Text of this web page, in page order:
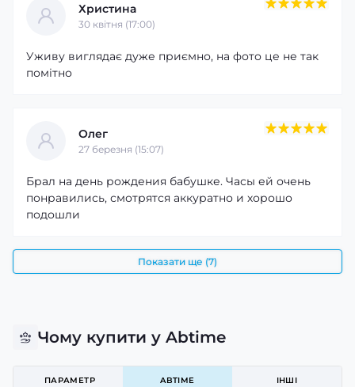
Христина
30 квітня (17:00)
Уживу виглядає дуже приємно, на фото це не так
помітно
Олег
27 березня (15:07)
Брал на день рождения бабушке. Часы ей очень
понравились, смотрятся аккуратно и хорошо
подошли
Показати ще (7)
Чому купити у Abtime
ПАРАМЕТР ABTIME ІНШІ